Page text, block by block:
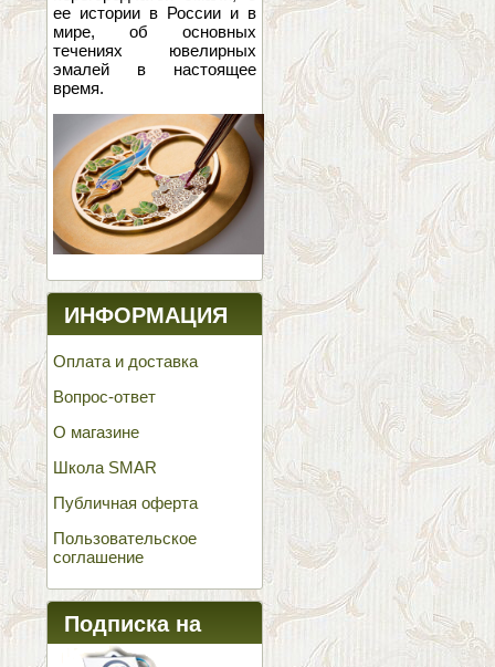
ее истории в России и в
мире, об основных
течениях ювелирных
эмалей в настоящее
время.
ИНФОРМАЦИЯ
Оплата и доставка
Вопрос-ответ
О магазине
Школа SMAR
Публичная оферта
Пользовательское
соглашение
Подписка на